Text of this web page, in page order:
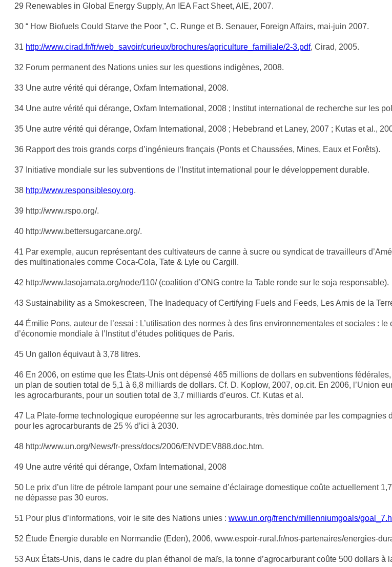
29 Renewables in Global Energy Supply, An IEA Fact Sheet, AIE, 2007.
30 “ How Biofuels Could Starve the Poor ”, C. Runge et B. Senauer, Foreign Affairs, mai-juin 2007.
31 http://www.cirad.fr/fr/web_savoir/curieux/brochures/agriculture_familiale/2-3.pdf, Cirad, 2005.
32 Forum permanent des Nations unies sur les questions indigènes, 2008.
33 Une autre vérité qui dérange, Oxfam International, 2008.
34 Une autre vérité qui dérange, Oxfam International, 2008 ; Institut international de recherche sur les
35 Une autre vérité qui dérange, Oxfam International, 2008 ; Hebebrand et Laney, 2007 ; Kutas et al.,
36 Rapport des trois grands corps d’ingénieurs français (Ponts et Chaussées, Mines, Eaux et Forêts).
37 Initiative mondiale sur les subventions de l’Institut international pour le développement durable.
38 http://www.responsiblesoy.org.
39 http://www.rspo.org/.
40 http://www.bettersugarcane.org/.
41 Par exemple, aucun représentant des cultivateurs de canne à sucre ou syndicat de travailleurs
des multinationales comme Coca-Cola, Tate & Lyle ou Cargill.
42 http://www.lasojamata.org/node/110/ (coalition d’ONG contre la Table ronde sur le soja responsable).
43 Sustainability as a Smokescreen, The Inadequacy of Certifying Fuels and Feeds, Les Amis de la
44 Émilie Pons, auteur de l’essai : L’utilisation des normes à des fins environnementales et sociales :
d’économie mondiale à l’Institut d’études politiques de Paris.
45 Un gallon équivaut à 3,78 litres.
46 En 2006, on estime que les États-Unis ont dépensé 465 millions de dollars en subventions
un plan de soutien total de 5,1 à 6,8 milliards de dollars. Cf. D. Koplow, 2007, op.cit. En 2006, l’Union
les agrocarburants, pour un soutien total de 3,7 milliards d’euros. Cf. Kutas et al.
47 La Plate-forme technologique européenne sur les agrocarburants, très dominée par les
pour les agrocarburants de 25 % d’ici à 2030.
48 http://www.un.org/News/fr-press/docs/2006/ENVDEV888.doc.htm.
49 Une autre vérité qui dérange, Oxfam International, 2008
50 Le prix d’un litre de pétrole lampant pour une semaine d’éclairage domestique coûte actuellement
ne dépasse pas 30 euros.
51 Pour plus d’informations, voir le site des Nations unies : www.un.org/french/millenniumgoals/
52 Étude Énergie durable en Normandie (Eden), 2006, www.espoir-rural.fr/nos-partenaires/energies-
53 Aux États-Unis, dans le cadre du plan éthanol de maïs, la tonne d’agrocarburant coûte 500 dollars à